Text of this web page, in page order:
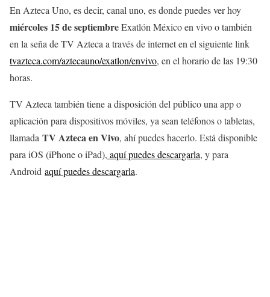
En Azteca Uno, es decir, canal uno, es donde puedes ver hoy
miércoles 15de septiembreExatlón México en vivo o también
en la seña de TV Azteca a través de internet en el siguiente link
tvazteca.com/aztecauno/exatlon/envivo, en el horario de las 19:30
horas.
TV Azteca también tiene a disposición del público una app o
aplicación para dispositivos móviles, ya sean teléfonos o tabletas,
llamada TV Azteca en Vivo, ahí puedes hacerlo. Está disponible
para iOS (iPhone o iPad), aquí puedes descargarla, y para
Android aquí puedes descargarla.